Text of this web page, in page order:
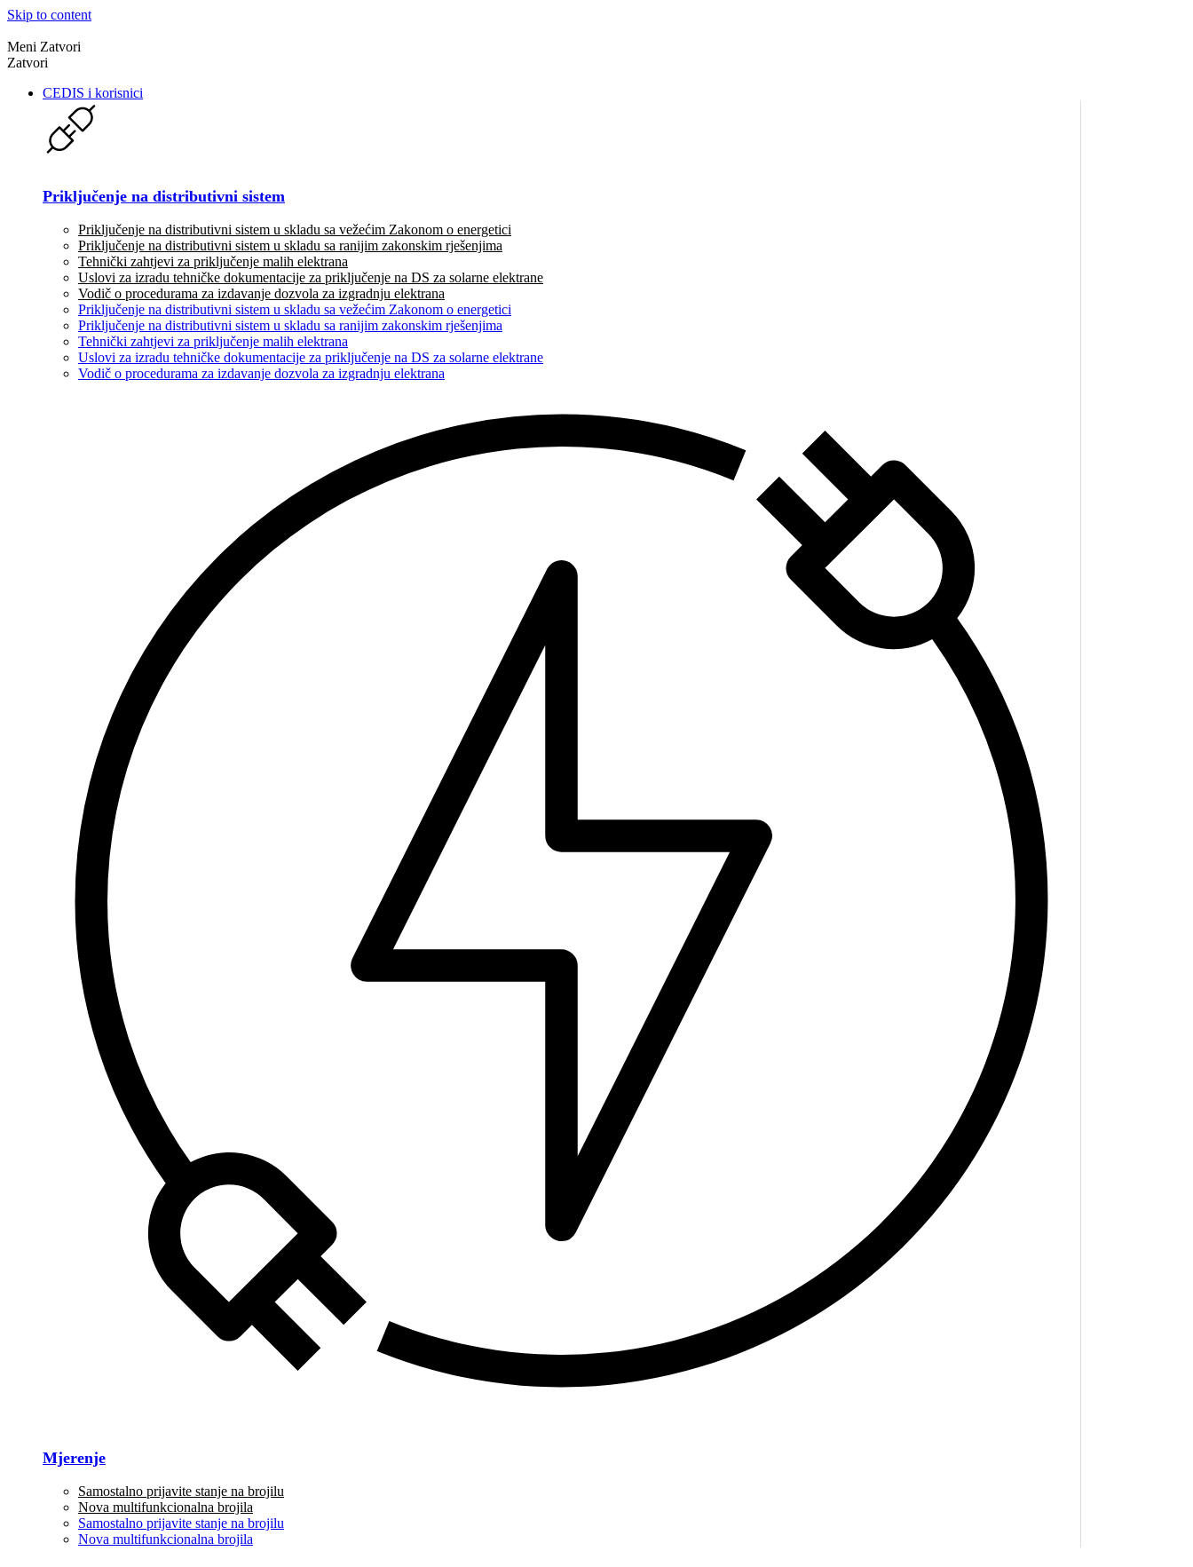
Skip to content
Meni Zatvori
Zatvori
CEDIS i korisnici
Priključenje na distributivni sistem
Priključenje na distributivni sistem u skladu sa vežećim Zakonom o energetici
Priključenje na distributivni sistem u skladu sa ranijim zakonskim rješenjima
Tehnički zahtjevi za priključenje malih elektrana
Uslovi za izradu tehničke dokumentacije za priključenje na DS za solarne elektrane
Vodič o procedurama za izdavanje dozvola za izgradnju elektrana
Priključenje na distributivni sistem u skladu sa vežećim Zakonom o energetici
Priključenje na distributivni sistem u skladu sa ranijim zakonskim rješenjima
Tehnički zahtjevi za priključenje malih elektrana
Uslovi za izradu tehničke dokumentacije za priključenje na DS za solarne elektrane
Vodič o procedurama za izdavanje dozvola za izgradnju elektrana
Mjerenje
Samostalno prijavite stanje na brojilu
Nova multifunkcionalna brojila
Samostalno prijavite stanje na brojilu
Nova multifunkcionalna brojila